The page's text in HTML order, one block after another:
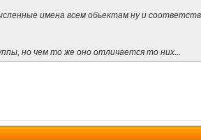
имена всем обьектам ну и
но чем то же оно отличается то них...